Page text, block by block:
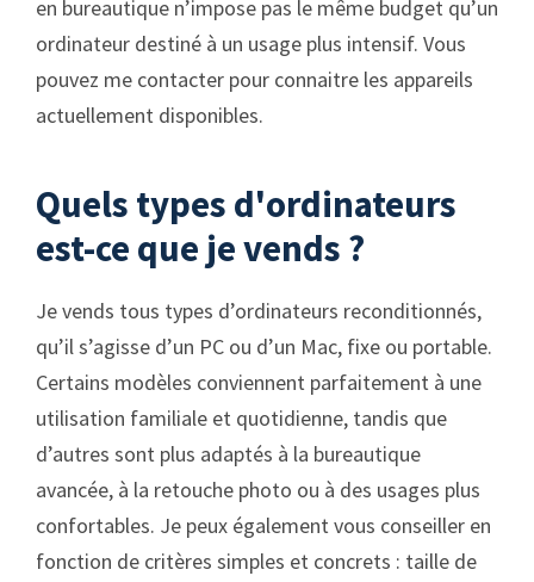
en bureautique n’impose pas le même budget qu’un
ordinateur destiné à un usage plus intensif. Vous
pouvez me contacter pour connaitre les appareils
actuellement disponibles.
Quels types d'ordinateurs
est-ce que je vends ?
Je vends tous types d’ordinateurs reconditionnés,
qu’il s’agisse d’un PC ou d’un Mac, fixe ou portable.
Certains modèles conviennent parfaitement à une
utilisation familiale et quotidienne, tandis que
d’autres sont plus adaptés à la bureautique
avancée, à la retouche photo ou à des usages plus
confortables. Je peux également vous conseiller en
fonction de critères simples et concrets : taille de